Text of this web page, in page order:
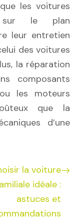
les voitures
sur le plan
leur entretien
des voitures
la réparation
composants
les moteurs
que la
d’une
la voiture
idéale :
astuces et